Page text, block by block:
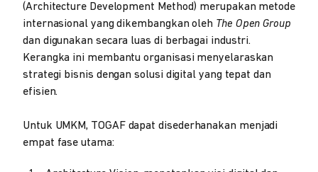
(Architecture Development Method) merupakan metode
internasional yang dikembangkan oleh The Open Group
dan digunakan secara luas di berbagai industri.
Kerangka ini membantu organisasi menyelaraskan
strategi bisnis dengan solusi digital yang tepat dan
efisien.
Untuk UMKM, TOGAF dapat disederhanakan menjadi
empat fase utama: